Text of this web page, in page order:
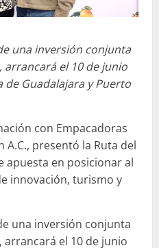
una inversión conjunta
arrancará el 10 de junio
Guadalajara y Puerto
con Empacadoras
A.C., presentó la Ruta del
apuesta en posicionar al
innovación, turismo y
una inversión conjunta
arrancará el 10 de junio